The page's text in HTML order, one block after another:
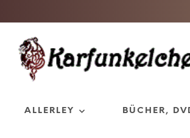
ALLERLEY BÜCHER,